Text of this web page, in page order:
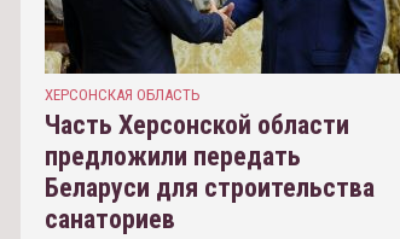
ХЕРСОНСКАЯ ОБЛАСТЬ
Часть Херсонской области
предложили передать
Беларуси для строительства
санаториев